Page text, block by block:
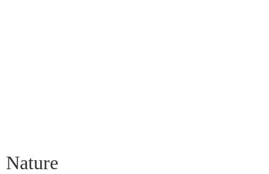
Nature